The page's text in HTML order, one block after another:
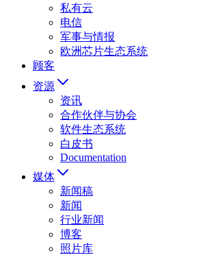
私有云
电信
军事与情报
欧洲芯片生态系统
顾客
资源
资讯
合作伙伴与协会
软件生态系统
白皮书
Documentation
媒体
新闻稿
新闻
行业新闻
博客
照片库